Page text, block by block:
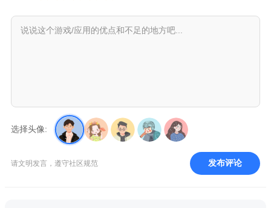
选择头像:
请文明发言，遵守社区规范 发布评论